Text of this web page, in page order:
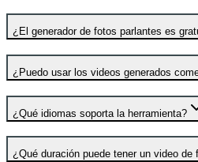
¿El generador de fotos parlantes es
¿Puedo usar los videos generados
¿Qué idiomas soporta la herramienta?
¿Qué duración puede tener un video de